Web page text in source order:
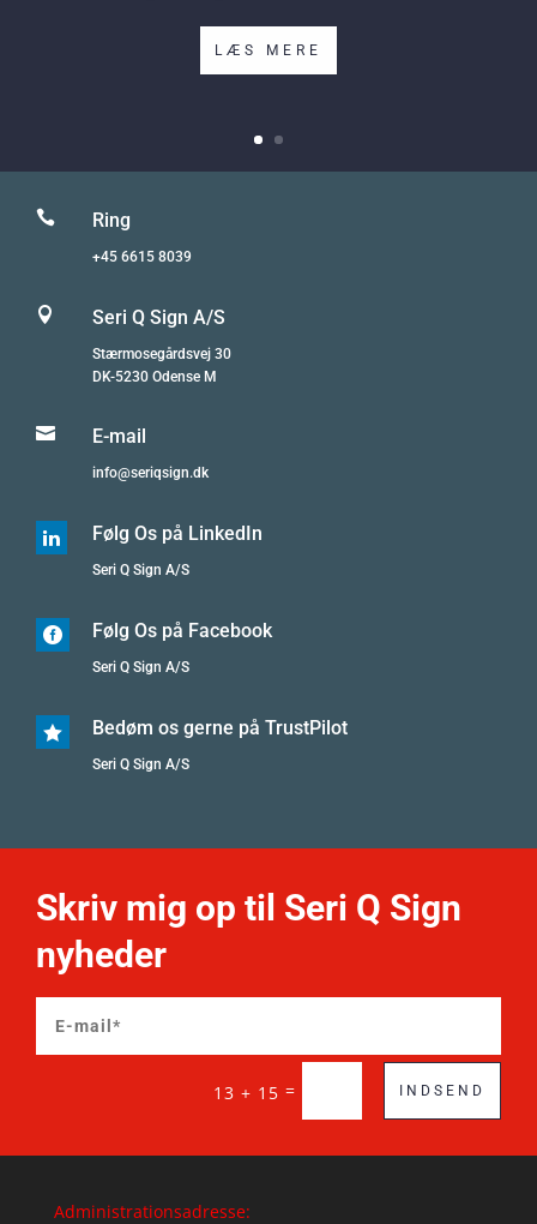
LÆS MERE
 Ring
+45 6615 8039
 Seri Q Sign A/S
Stærmosegårdsvej 30
DK-5230 Odense M
 E-mail
info@seriqsign.dk
 Følg Os på LinkedIn
Seri Q Sign A/S
 Følg Os på Facebook
Seri Q Sign A/S
 Bedøm os gerne på TrustPilot
Seri Q Sign A/S
Skriv mig op til Seri Q Sign
nyheder
13 + 15 = INDSEND
Administrationsadresse: